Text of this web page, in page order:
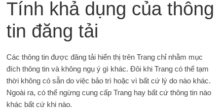
Tính khả dụng của thông
tin đăng tải
Các thông tin được đăng tải hiển thị trên Trang chỉ nhằm mục
đích thông tin và không ngụ ý gì khác. Đôi khi Trang có thể tạm
thời không có sẵn do việc bảo trì hoặc vì bất cứ lý do nào khác.
Ngoài ra, có thể ngừng cung cấp Trang hay bất cứ thông tin nào
khác bất cứ khi nào.